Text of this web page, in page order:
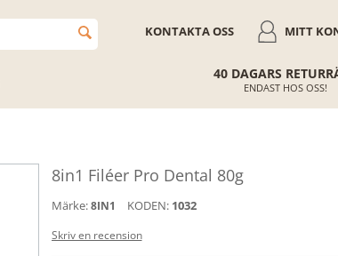
MITT
KONTAKTA OSS
40 DAGARS
ENDAST HOS OSS!
8in1 Filéer Pro Dental 80g
Märke: 8IN1 KODEN: 1032
Skriv en recension